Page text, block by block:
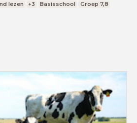
lezen +3 Basisschool Groep 7,8